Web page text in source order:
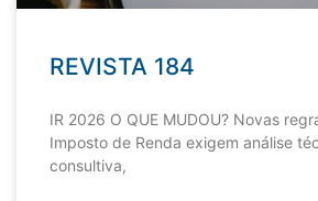
REVISTA 184
IR 2026 O QUE MUDOU? Novas
Imposto de Renda exigem análise
consultiva,